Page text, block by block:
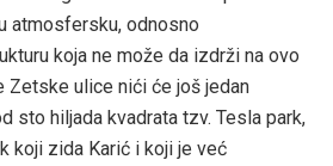
atmosfersku, odnosno
koja ne može da izdrži na ovo
Zetske ulice nići će još jedan
sto hiljada kvadrata tzv. Tesla park,
koji zida Karić i koji je već